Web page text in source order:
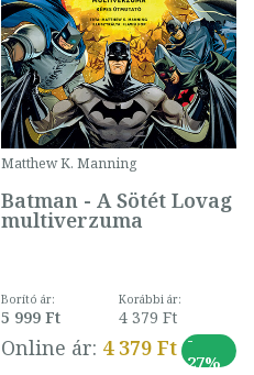
Matthew K. Manning
Batman - A Sötét Lovag
multiverzuma
Borító ár:
5 999 Ft
Korábbi ár:
4 379 Ft
Online ár: 4 379 Ft -
27%